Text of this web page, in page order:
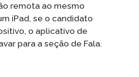
remota ao mesmo
iPad, se o candidato
o aplicativo de
para a seção de Fala.